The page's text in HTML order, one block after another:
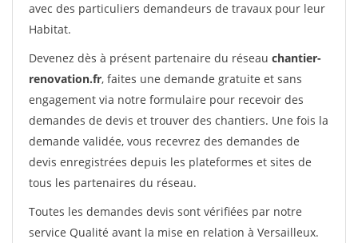
avec des particuliers demandeurs de travaux pour leur
Habitat.
Devenez dès à présent partenaire du réseau chantier-
renovation.fr, faites une demande gratuite et sans
engagement via notre formulaire pour recevoir des
demandes de devis et trouver des chantiers. Une fois la
demande validée, vous recevrez des demandes de
devis enregistrées depuis les plateformes et sites de
tous les partenaires du réseau.
Toutes les demandes devis sont vérifiées par notre
service Qualité avant la mise en relation à Versailleux.